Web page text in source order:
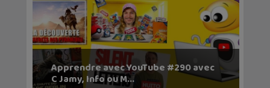
Apprendre avec YouTube #290 avec
C Jamy, Info ou M...